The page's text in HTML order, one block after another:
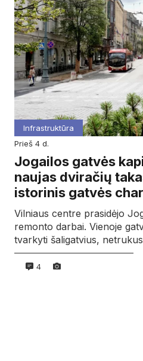
Infrastruktūra
prieš 4 d.
Jogailos gatvės
naujas dviračių
istorinis gatvės
Vilniaus centre prasidėjo
remonto darbai. Vienoje
tvarkyti šaligatvius,
4